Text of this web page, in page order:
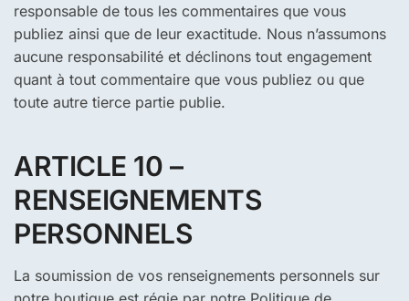
responsable de tous les commentaires que vous
publiez ainsi que de leur exactitude. Nous n’assumons
aucune responsabilité et déclinons tout engagement
quant à tout commentaire que vous publiez ou que
toute autre tierce partie publie.
ARTICLE 10 –
RENSEIGNEMENTS
PERSONNELS
La soumission de vos renseignements personnels sur